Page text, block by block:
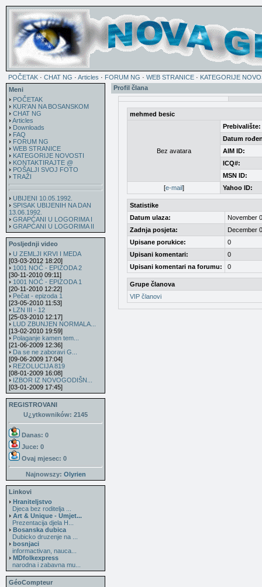
POČETAK · CHAT NG · Articles · FORUM NG · WEB STRANICE · KATEGORIJE
Meni
POČETAK
KUR'AN NA BOSANSKOM
CHAT NG
Articles
Downloads
FAQ
FORUM NG
WEB STRANICE
KATEGORIJE NOVOSTI
KONTAKTIRAJTE @
POŠALJI SVOJ FOTO
TRAŽI
UBIJENI 10.05.1992.
SPISAK UBIJENIH NA DAN
13.06.1992.
GRAPĆANI U LOGORIMA I
GRAPĆANI U LOGORIMA II
Posljednji video
U ZEMLJI KRVI I MEDA
[03-03-2012 18:20]
1001 NOĆ - EPIZODA 2
[30-11-2010 09:11]
1001 NOĆ - EPIZODA 1
[20-11-2010 12:22]
Pečat - epizoda 1
[23-05-2010 11:53]
LZN III - 12
[25-03-2010 12:17]
LUD ZBUNJEN NORMALA...
[13-02-2010 19:59]
Polaganje kamen tem...
[21-06-2009 12:36]
Da se ne zaboravi G...
[09-06-2009 17:04]
REZOLUCIJA 819
[08-01-2009 16:08]
IZBOR IZ NOVOGODIŠN...
[03-01-2009 17:45]
REGISTROVANI
U¿ytkowników: 2145
Danas: 0
Juce: 0
Ovaj mjesec: 0
Najnowszy: Olyrien
Linkovi
Hraniteljstvo
Djeca bez roditelja ...
Art & Unique - Umjet...
Prezentacija djela H...
Bosanska dubica
Dubicko druzenje na ...
bosnjaci
informactivan, nauca...
MDfolkexpress
narodna i zabavna mu...
GéoCompteur
Profil člana
mehmed besic
Bez avatara
Prebivalište:
Datum
AIM ID:
ICQ#:
MSN ID:
[e-mail] Yahoo ID:
Statistike
Datum ulaza:
November
Zadnja posjeta:
December
Upisane porukice:
0
Upisani komentari:
0
Upisani komentari na forumu:
0
Grupe članova
VIP članovi